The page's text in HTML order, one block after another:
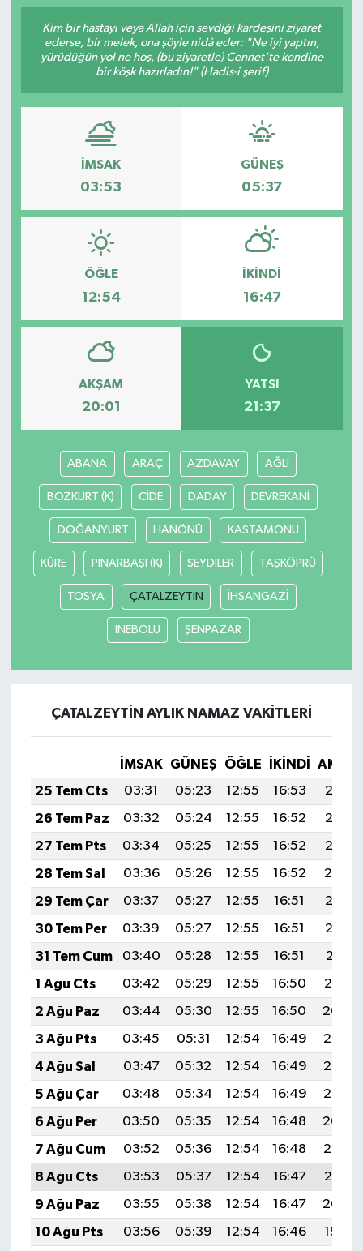
Kim bir hastayı veya Allah için sevdiği kardeşini ziyaret
ederse, bir melek, ona şöyle nidâ eder: "Ne iyi yaptın,
yürüdüğün yol ne hoş, (bu ziyaretle) Cennet'te kendine
bir köşk hazırladın!" (Hadis-i şerif)
İMSAK
03:53
GÜNEŞ
05:37
ÖĞLE
12:54
İKINDI
16:47
AKŞAM
20:01
YATSI
21:37
ABANA ARAÇ AZDAVAY AĞLI
BOZKURT (K) CİDE DADAY DEVREKANİ
DOĞANYURT HANÖNÜ KASTAMONU
KÜRE PINARBAŞI (K) SEYDİLER TAŞKÖPRÜ
TOSYA ÇATALZEYTİN İHSANGAZİ
İNEBOLU ŞENPAZAR
ÇATALZEYTİN AYLIK NAMAZ VAKITLERI
İMSAK GÜNEŞ ÖĞLE İKINDI
25 Tem Cts
03:31 05:23 12:55 16:53
20:17
26 Tem Paz
03:32 05:24 12:55 16:52
20:16
27 Tem Pts
03:34 05:25 12:55 16:52
20:15
28 Tem Sal
03:36 05:26 12:55 16:52
20:14
29 Tem Çar
03:37 05:27 12:55 16:51
20:13
30 Tem Per
03:39 05:27 12:55 16:51
20:12
31 Tem Cum
03:40 05:28 12:55 16:51
20:11
1 Ağu Cts
03:42 05:29 12:55 16:50
20:10
2 Ağu Paz
03:44 05:30 12:55 16:50
20:09
3 Ağu Pts
03:45 05:31 12:54 16:49
20:07
4 Ağu Sal
03:47 05:32 12:54 16:49
20:06
5 Ağu Çar
03:48 05:34 12:54 16:49
20:05
6 Ağu Per
03:50 05:35 12:54 16:48
20:04
7 Ağu Cum
03:52 05:36 12:54 16:48
20:03
8 Ağu Cts
03:53 05:37 12:54 16:47
20:01
9 Ağu Paz
03:55 05:38 12:54 16:47
20:00
10 Ağu Pts
03:56 05:39 12:54 16:46
19:59